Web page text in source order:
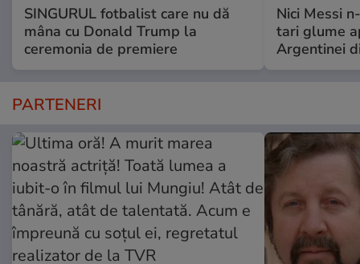
SINGURUL fotbalist care nu dă
mâna cu Donald Trump la
ceremonia de premiere
Nici Messi
tari glume
Argentinei
PARTENERI